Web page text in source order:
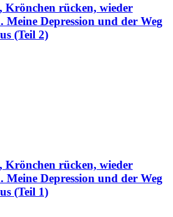
Krönchen rücken, wieder
Meine Depression und der Weg
(Teil 2)
Krönchen rücken, wieder
Meine Depression und der Weg
(Teil 1)